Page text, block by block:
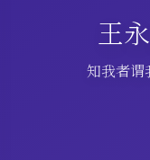
王
知我者谓